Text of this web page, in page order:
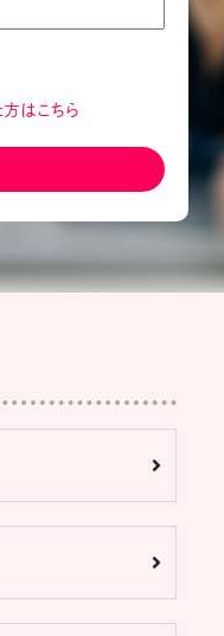
方はこちら